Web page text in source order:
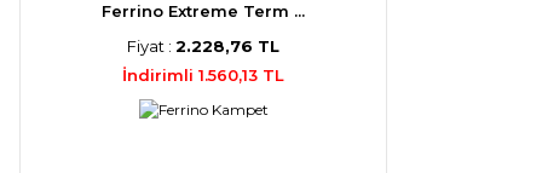
Ferrino Extreme Term ...
Fiyat : 2.228,76 TL
İndirimli 1.560,13 TL